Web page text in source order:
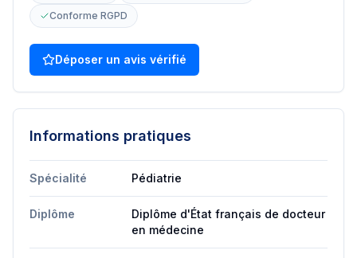
Conforme RGPD
Déposer un avis vérifié
Informations pratiques
Spécialité Pédiatrie
Diplôme
Diplôme d'État français de docteur
en médecine